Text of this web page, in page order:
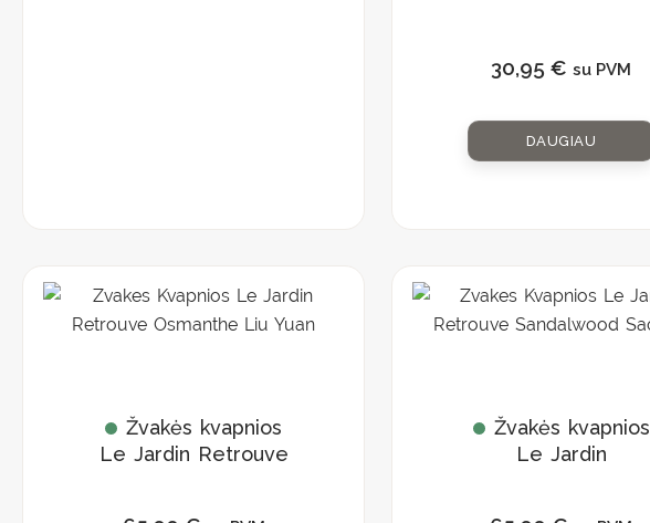
30,95€ su PVM
DAUGIAU
Žvakės kvapnios
Le Jardin Retrouve
Žvakės kvapnios
Le Jardin